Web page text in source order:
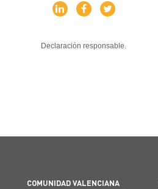
Declaración responsable
COMUNIDAD VALENCIANA